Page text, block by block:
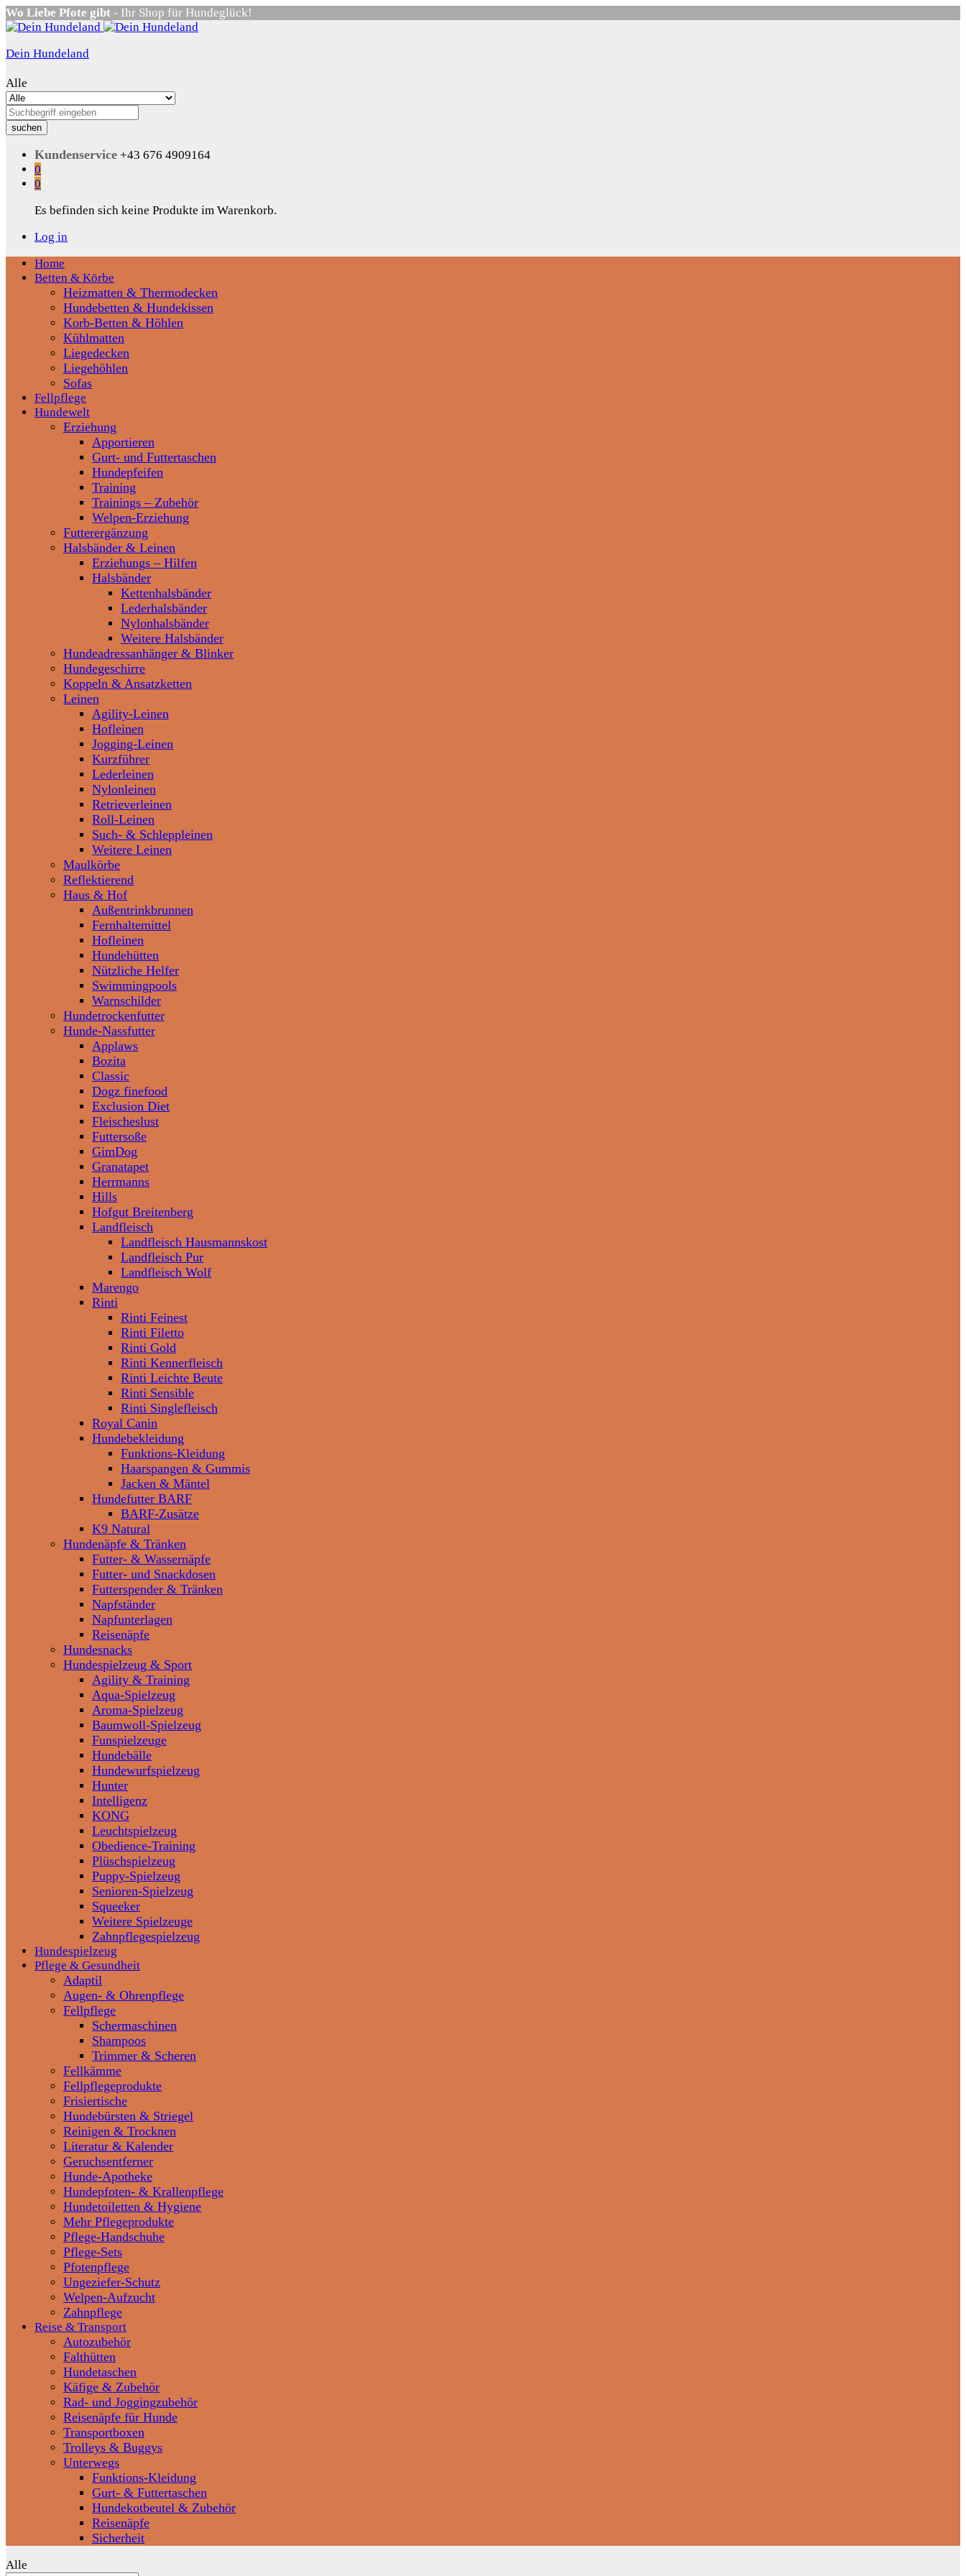
Wo Liebe Pfote gibt - Ihr Shop für Hundeglück!
Dein Hundeland
Alle
suchen
Kundenservice +43 676 4909164
0
0
Es befinden sich keine Produkte im Warenkorb.
Log in
Home
Betten & Körbe
Heizmatten & Thermodecken
Hundebetten & Hundekissen
Korb-Betten & Höhlen
Kühlmatten
Liegedecken
Liegehöhlen
Sofas
Fellpflege
Hundewelt
Erziehung
Apportieren
Gurt- und Futtertaschen
Hundepfeifen
Training
Trainings – Zubehör
Welpen-Erziehung
Futterergänzung
Halsbänder & Leinen
Erziehungs – Hilfen
Halsbänder
Kettenhalsbänder
Lederhalsbänder
Nylonhalsbänder
Weitere Halsbänder
Hundeadressanhänger & Blinker
Hundegeschirre
Koppeln & Ansatzketten
Leinen
Agility-Leinen
Hofleinen
Jogging-Leinen
Kurzführer
Lederleinen
Nylonleinen
Retrieverleinen
Roll-Leinen
Such- & Schleppleinen
Weitere Leinen
Maulkörbe
Reflektierend
Haus & Hof
Außentrinkbrunnen
Fernhaltemittel
Hofleinen
Hundehütten
Nützliche Helfer
Swimmingpools
Warnschilder
Hundetrockenfutter
Hunde-Nassfutter
Applaws
Bozita
Classic
Dogz finefood
Exclusion Diet
Fleischeslust
Futtersoße
GimDog
Granatapet
Herrmanns
Hills
Hofgut Breitenberg
Landfleisch
Landfleisch Hausmannskost
Landfleisch Pur
Landfleisch Wolf
Marengo
Rinti
Rinti Feinest
Rinti Filetto
Rinti Gold
Rinti Kennerfleisch
Rinti Leichte Beute
Rinti Sensible
Rinti Singlefleisch
Royal Canin
Hundebekleidung
Funktions-Kleidung
Haarspangen & Gummis
Jacken & Mäntel
Hundefutter BARF
BARF-Zusätze
K9 Natural
Hundenäpfe & Tränken
Futter- & Wassernäpfe
Futter- und Snackdosen
Futterspender & Tränken
Napfständer
Napfunterlagen
Reisenäpfe
Hundesnacks
Hundespielzeug & Sport
Agility & Training
Aqua-Spielzeug
Aroma-Spielzeug
Baumwoll-Spielzeug
Funspielzeuge
Hundebälle
Hundewurfspielzeug
Hunter
Intelligenz
KONG
Leuchtspielzeug
Obedience-Training
Plüschspielzeug
Puppy-Spielzeug
Senioren-Spielzeug
Squeeker
Weitere Spielzeuge
Zahnpflegespielzeug
Hundespielzeug
Pflege & Gesundheit
Adaptil
Augen- & Ohrenpflege
Fellpflege
Schermaschinen
Shampoos
Trimmer & Scheren
Fellkämme
Fellpflegeprodukte
Frisiertische
Hundebürsten & Striegel
Reinigen & Trocknen
Literatur & Kalender
Geruchsentferner
Hunde-Apotheke
Hundepfoten- & Krallenpflege
Hundetoiletten & Hygiene
Mehr Pflegeprodukte
Pflege-Handschuhe
Pflege-Sets
Pfotenpflege
Ungeziefer-Schutz
Welpen-Aufzucht
Zahnpflege
Reise & Transport
Autozubehör
Falthütten
Hundetaschen
Käfige & Zubehör
Rad- und Joggingzubehör
Reisenäpfe für Hunde
Transportboxen
Trolleys & Buggys
Unterwegs
Funktions-Kleidung
Gurt- & Futtertaschen
Hundekotbeutel & Zubehör
Reisenäpfe
Sicherheit
Alle